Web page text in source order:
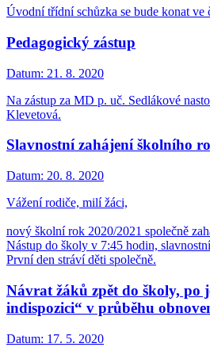
Úvodní třídní schůzka se bude konat ve
Pedagogický zástup
Datum: 21. 8. 2020
Na zástup za MD p. uč. Sedlákové
Klevetová.
Slavnostní zahájení školního
Datum: 20. 8. 2020
Vážení rodiče, milí žáci,
nový školní rok 2020/2021 společně
Nástup do školy v 7:45 hodin,
První den stráví děti společně.
Návrat žáků zpět do školy, po
indispozici“ v průběhu
Datum: 17. 5. 2020